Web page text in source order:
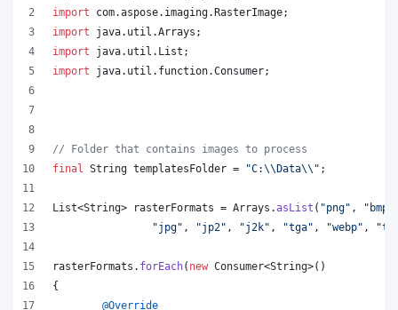
import
com.aspose. imaging.RasterImage;
import
java. util .Arrays ;
import
java. util . List ;
import
java. util . function.Consumer;
// Folder that contains images to process
final
String templatesFolder = "C:\\Data\\ " ;
List<String> rasterFormats = Arrays .asList ( "png" , "bmp"
"jpg" , "jp2" , "j2k" , "tga" , "webp" ,
rasterFormats . forEach( new Consumer<String>()
{
@Override